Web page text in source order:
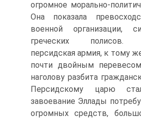
огромное морально-
Она показала
военной организации,
греческих полисов.
персидская армия, к тому
почти двойным
наголову разбита
Персидскому царю
завоевание Эллады
огромных средств,